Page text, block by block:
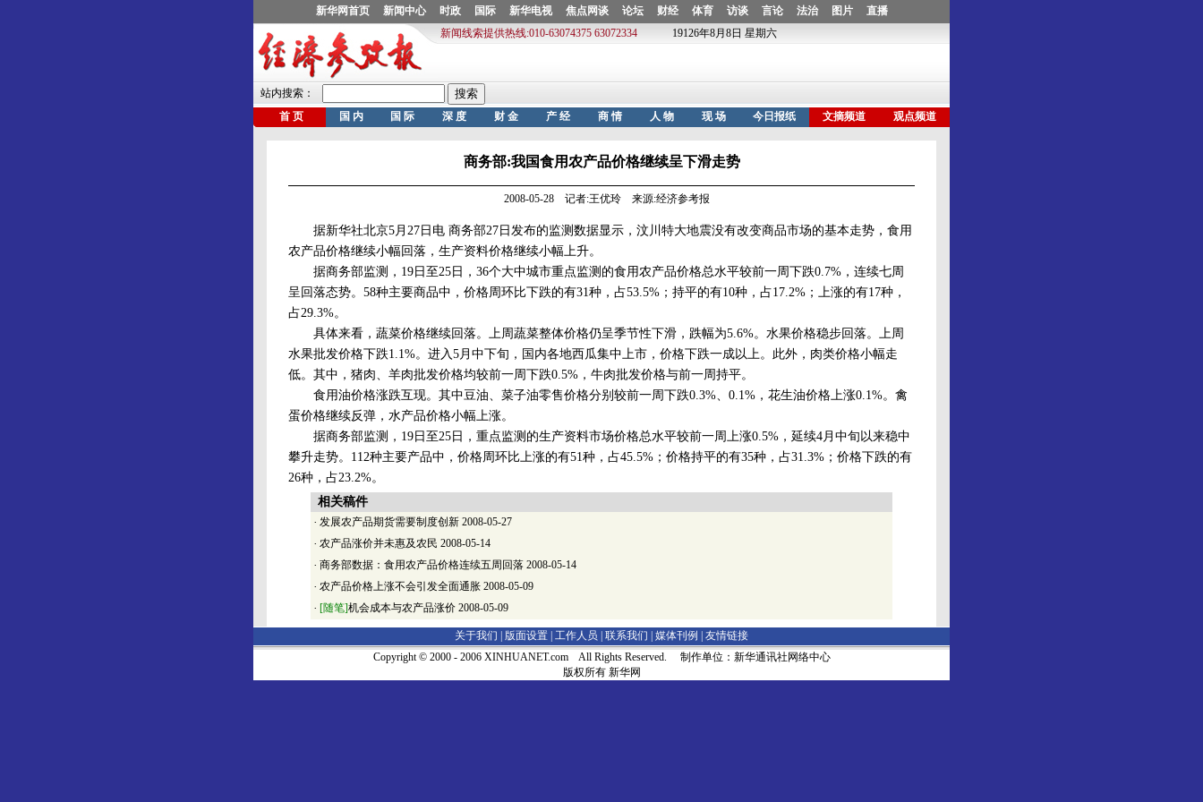
商务部:我国食用农产品价格继续呈下滑走势
2008-05-28 记者:王优玲 来源:经济参考报
据新华社北京5月27日电 商务部27日发布的监测数据显示，汶川特大地震没有改变商品市场的基本走势，食用
农产品价格继续小幅回落，生产资料价格继续小幅上升。
据商务部监测，19日至25日，36个大中城市重点监测的食用农产品价格总水平较前一周下跌0.7%，连续七周
呈回落态势。58种主要商品中，价格周环比下跌的有31种，占53.5%；持平的有10种，占17.2%；上涨的有17种，
占29.3%。
具体来看，蔬菜价格继续回落。上周蔬菜整体价格仍呈季节性下滑，跌幅为5.6%。水果价格稳步回落。上周
水果批发价格下跌1.1%。进入5月中下旬，国内各地西瓜集中上市，价格下跌一成以上。此外，肉类价格小幅走
低。其中，猪肉、羊肉批发价格均较前一周下跌0.5%，牛肉批发价格与前一周持平。
食用油价格涨跌互现。其中豆油、菜子油零售价格分别较前一周下跌0.3%、0.1%，花生油价格上涨0.1%。禽
蛋价格继续反弹，水产品价格小幅上涨。
据商务部监测，19日至25日，重点监测的生产资料市场价格总水平较前一周上涨0.5%，延续4月中旬以来稳中
攀升走势。112种主要产品中，价格周环比上涨的有51种，占45.5%；价格持平的有35种，占31.3%；价格下跌的有
26种，占23.2%。
相关稿件
· 发展农产品期货需要制度创新 2008-05-27
· 农产品涨价并未惠及农民 2008-05-14
· 商务部数据：食用农产品价格连续五周回落 2008-05-14
· 农产品价格上涨不会引发全面通胀 2008-05-09
· [随笔]机会成本与农产品涨价 2008-05-09
关于我们 | 版面设置 工作人员 联系我们 媒体刊例
友情链接
Copyright © 2000 - 2006 XINHUANET.com All Rights Reserved. 制作单位：新华通讯社网络中心
版权所有 新华网